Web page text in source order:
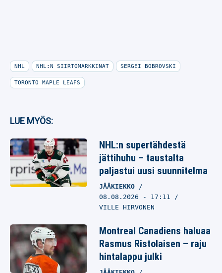
NHL NHL:N SIIRTOMARKKINAT SERGEI BOBROVSKI
TORONTO MAPLE LEAFS
LUE MYÖS:
NHL:n supertähdestä
jättihuhu – taustalta
paljastui uusi suunnitelma
JÄÄKIEKKO
08.08.2026 - 17:11
VILLE HIRVONEN
Montreal Canadiens haluaa
Rasmus Ristolaisen – raju
hintalappu julki